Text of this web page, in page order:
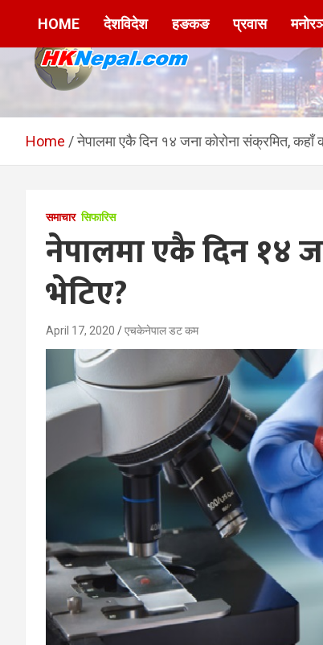
HKNepal.com –
हङकङबाट सञ्चालित
नेपाली अनलाईन पत्रिका
hknepal, hknepal.com, hk nepal, hk nepal com
HOME देशविदेश हङकङ प्रवास
Home नेपालमा एकै दिन १४ जना कोरोना संक्रमित, कहाँ
समाचार सिफारिस
नेपालमा एकै दिन १४
भेटिए?
April 17, 2020 एचकेनेपाल डट कम